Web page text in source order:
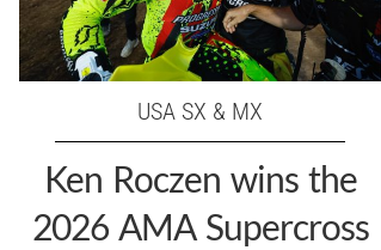
USA SX & MX
Ken Roczen wins the
2026 AMA Supercross